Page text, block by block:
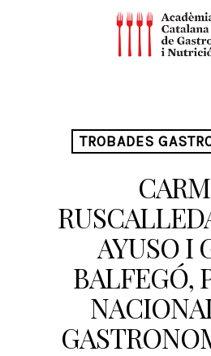
TROBADES
AYUSO I
BALFEGÓ,